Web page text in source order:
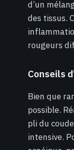
d’un
des tissus.
rougeurs
Conseils
Bien que
possible.
pli du
intensive.